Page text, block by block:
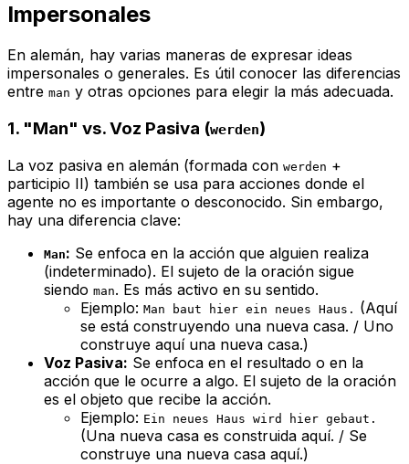
Impersonales
En alemán, hay varias maneras de expresar ideas
impersonales o generales. Es útil conocer las diferencias
entre man y otras opciones para elegir la más adecuada.
1. "Man" vs. Voz Pasiva (werden)
La voz pasiva en alemán (formada con werden +
participio II) también se usa para acciones donde el
agente no es importante o desconocido. Sin embargo,
hay una diferencia clave:
Man: Se enfoca en la acción que alguien realiza
(indeterminado). El sujeto de la oración sigue
siendo man. Es más activo en su sentido.
Ejemplo: Man baut hier ein neues Haus. (Aquí
se está construyendo una nueva casa. / Uno
construye aquí una nueva casa.)
Voz Pasiva: Se enfoca en el resultado o en la
acción que le ocurre a algo. El sujeto de la oración
es el objeto que recibe la acción.
Ejemplo: Ein neues Haus wird hier gebaut.
(Una nueva casa es construida aquí. / Se
construye una nueva casa aquí.)